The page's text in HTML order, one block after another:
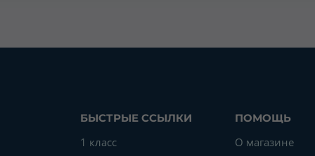
БЫСТРЫЕ ССЫЛКИ
1 класс
ПОМОЩЬ
О магазине